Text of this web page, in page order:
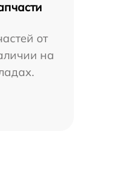
от
на